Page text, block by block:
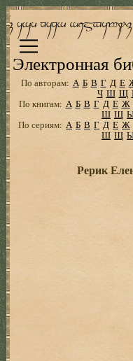
Электронная
По авторам: А Б В Г Д Е
Ч Ш Щ
По книгам: А Б В Г Д Е Ж
Ш Щ
По сериям: А Б В Г Д Е Ж
Ш Щ
Рерик